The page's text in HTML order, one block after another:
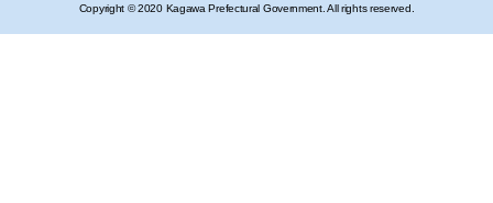
Copyright © 2020 Kagawa Prefectural Government. All rights reserved.